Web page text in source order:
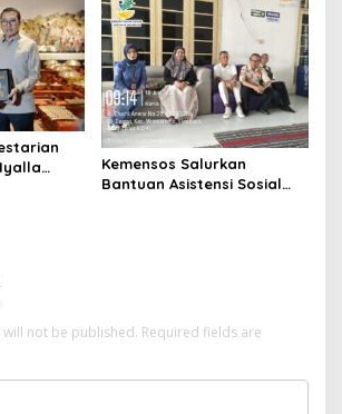
Kemensos Salurkan
Bantuan Asistensi Sosial
not be published. Required fields are